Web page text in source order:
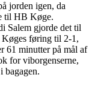
jorden igen, da
til HB Køge.
Salem gjorde det til
Køges føring til 2-1,
61 minutter på mål af
for viborgenserne,
bagagen.